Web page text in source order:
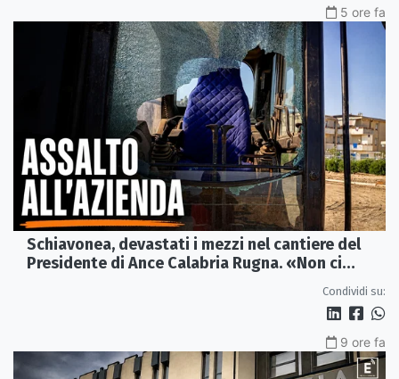
5 ore fa
Schiavonea, devastati i mezzi nel cantiere del
Presidente di Ance Calabria Rugna. «Non ci
Condividi su:
9 ore fa